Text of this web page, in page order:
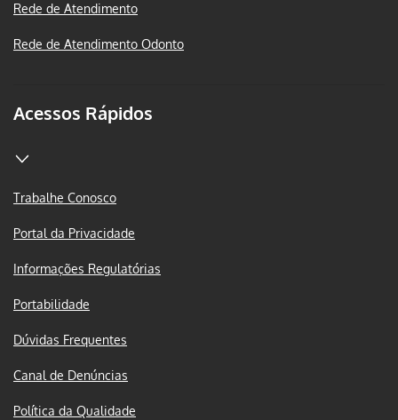
Rede de Atendimento
Rede de Atendimento Odonto
Acessos Rápidos
Trabalhe Conosco
Portal da Privacidade
Informações Regulatórias
Portabilidade
Dúvidas Frequentes
Canal de Denúncias
Política da Qualidade